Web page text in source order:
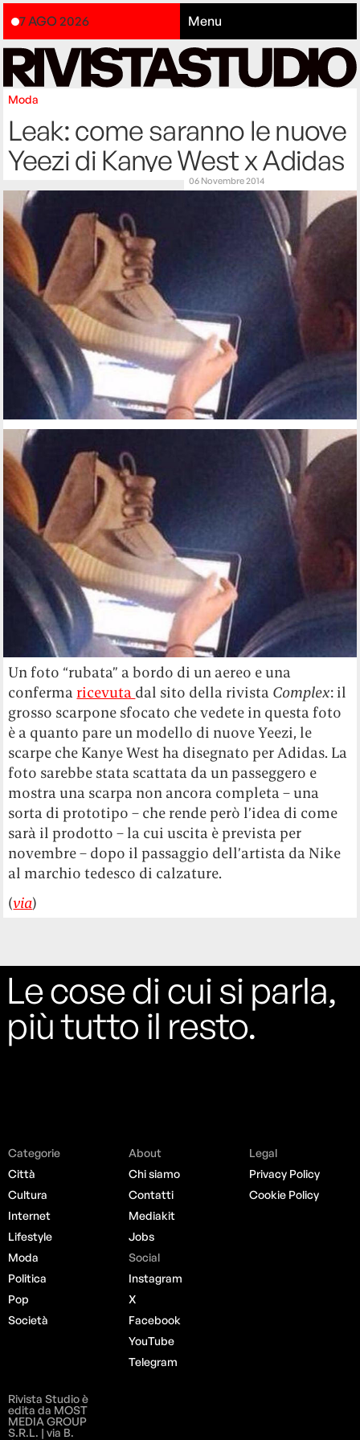
7 AGO 2026 Menu
Moda
Leak: come saranno le nuove
Yeezi di Kanye West x Adidas
06 Novembre 2014
Un foto “rubata” a bordo di un aereo e una
conferma ricevuta dal sito della rivista Complex: il
grosso scarpone sfocato che vedete in questa foto
è a quanto pare un modello di nuove Yeezi, le
scarpe che Kanye West ha disegnato per Adidas. La
foto sarebbe stata scattata da un passeggero e
mostra una scarpa non ancora completa – una
sorta di prototipo – che rende però l’idea di come
sarà il prodotto – la cui uscita è prevista per
novembre – dopo il passaggio dell’artista da Nike
al marchio tedesco di calzature.
(via)
Le cose di cui si parla,
più tutto il resto.
Categorie
Città
Cultura
Internet
Lifestyle
Moda
Politica
Pop
Società
About
Chi siamo
Contatti
Mediakit
Jobs
Social
Instagram
X
Facebook
YouTube
Telegram
Legal
Privacy Policy
Cookie Policy
Rivista Studio è
edita da MOST
MEDIA GROUP
S.R.L. | via B.